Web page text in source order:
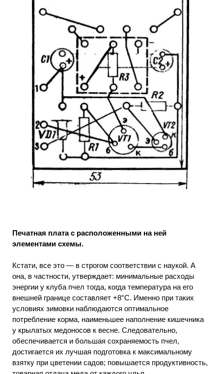
Печатная плата с расположенными на ней
элементами схемы.
Кстати, все это — в строгом соответствии с наукой. А
она, в частности, утверждает: минимальные расходы
энергии у клуба пчел тогда, когда температура на его
внешней границе составляет +8°С. Именно при таких
условиях зимовки наблюдаются оптимальное
потребление корма, наименьшее наполнение кишечника
у крылатых медоносов к весне. Следовательно,
обеспечивается и большая сохраняемость пчел,
достигается их лучшая подготовка к максимальному
взятку при цветении садов; повышается продуктивность,